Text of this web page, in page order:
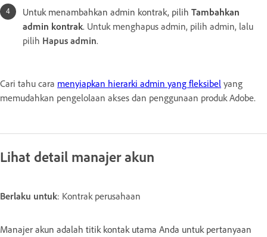
Untuk menambahkan admin kontrak, pilih Tambahkan
admin kontrak. Untuk menghapus admin, pilih admin, lalu
pilih Hapus admin.
Cari tahu cara menyiapkan hierarki admin yang fleksibel yang
memudahkan pengelolaan akses dan penggunaan produk Adobe.
Lihat detail manajer akun
Berlaku untuk: Kontrak perusahaan
Manajer akun adalah titik kontak utama Anda untuk pertanyaan